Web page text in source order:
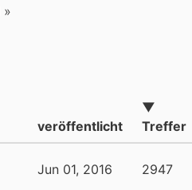
»
veröffentlicht
▼
Treffer
Jun 01, 2016 2947